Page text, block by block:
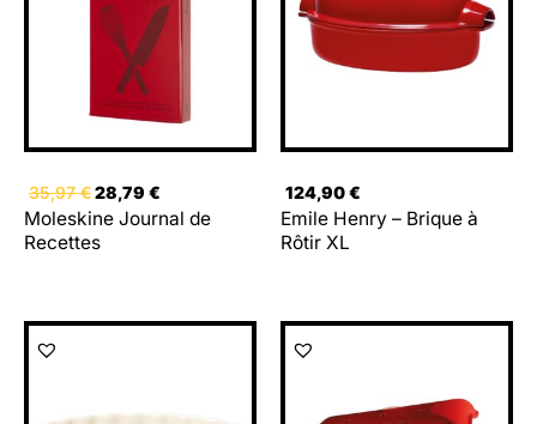
35,97€
35,97 €.
28,79 €
28,79 €.
Moleskine Journal de
Recettes
124,90€
Emile Henry – Brique à
Rôtir XL
Le
39,90 €.
Le
37,90 €.
Le
119,90 €.
Le
109,99 €.